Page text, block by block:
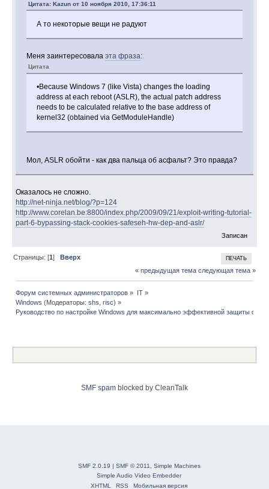
Цитата: Kazun от 10 ноября 2010, 17:36:11
А то некоторые вещи не радуют
Меня заинтересовала эта фраза:
Цитата
•Because Windows 7 (like Vista) changes the loading
address at each reboot (ASLR), the actual patch address
needs to be calculated relative to the base address of
kernel32 (obtained via GetModuleHandle)
Мол, ASLR обойти - как два пальца об асфальт? Это правда?
Оказалось не сложно.
http://net-ninja.net/blog/?p=124
http://www.corelan.be:8800/index.php/2009/09/21/exploit-writing-tutorial-
part-6-bypassing-stack-cookies-safeseh-hw-dep-and-aslr/
Записан
ПЕЧАТЬ
Страницы: [1]
Вверх
« предыдущая тема следующая тема »
Форум системных администраторов » IT»
Windows (Модераторы:shs,risc) »
Руководство по настройке Windows для максимально эффективной защиты от
SMF spam blocked by CleanTalk
SMF 2.0.19 | SMF © 2011
Simple Machines
Simple Audio Video Embedder
XHTML
RSS Мобильная версия